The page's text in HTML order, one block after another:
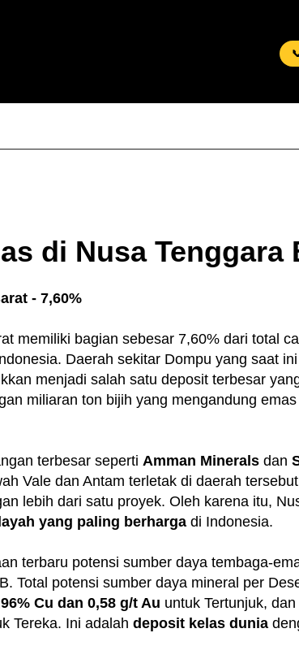
di Nusa Tenggara
- 7,60%
memiliki bagian sebesar 7,60% dari total
Daerah sekitar Dompu yang saat ini
menjadi salah satu deposit terbesar
miliaran ton bijih yang mengandung emas
terbesar seperti Amman Minerals dan
Vale dan Antam terletak di daerah
lebih dari satu proyek. Oleh karena itu,
yang paling berharga di Indonesia.
terbaru potensi sumber daya tembaga-
Total potensi sumber daya mineral per
Cu dan 0,58 g/t Au untuk Tertunjuk,
Tereka. Ini adalah deposit kelas dunia